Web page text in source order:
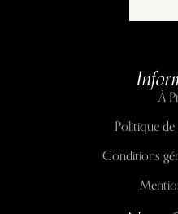
À
Politique
Conditions